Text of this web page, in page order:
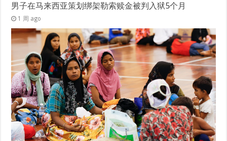
男子在马来西亚策划绑架勒索赎金被判入狱5个月
1 周 ago